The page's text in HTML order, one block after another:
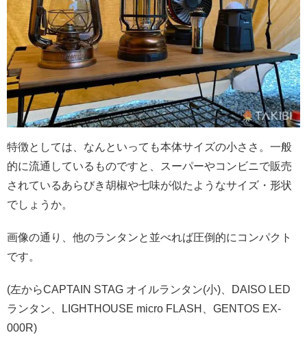
特徴としては、なんといっても本体サイズの小ささ。一般
的に流通しているものですと、スーパーやコンビニで販売
されているあらびき胡椒や七味が似たようなサイズ・形状
でしょうか。
画像の通り、他のランタンと並べれば圧倒的にコンパクト
です。
(左からCAPTAIN STAG オイルランタン(小)、DAISO LED
ランタン、LIGHTHOUSE micro FLASH、GENTOS EX-
000R)